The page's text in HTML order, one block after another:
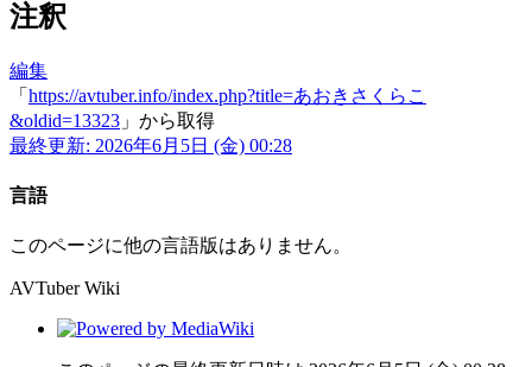
注釈
編集
「 https://avtuber.info/index.php?title=あおきさくらこ
&oldid=13323 」から取得
最終更新: 2026年6月5日 (金) 00:28
言語
このページに他の言語版はありません。
AVTuber Wiki